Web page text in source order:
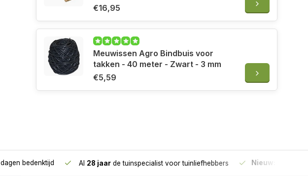
€16,95
Meuwissen Agro Bindbuis voor
takken - 40 meter - Zwart - 3 mm
€5,59
dagen bedenktijd Al 28 jaar de tuinspecialist voor tuinliefhebbers Nieuw: